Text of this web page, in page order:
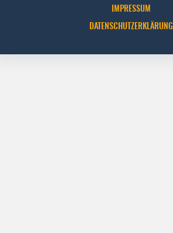
IMPRESSUM
DATENSCHUTZERKLÄRUNG